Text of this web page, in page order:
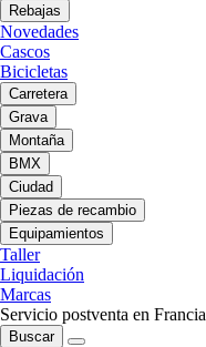
Rebajas
Novedades
Cascos
Bicicletas
Carretera
Grava
Montaña
BMX
Ciudad
Piezas de recambio
Equipamientos
Taller
Liquidación
Marcas
Servicio postventa en Francia
Buscar